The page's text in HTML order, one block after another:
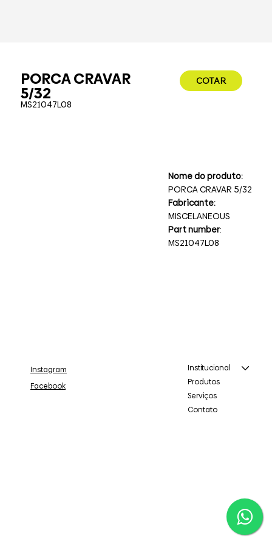
PORCA CRAVAR
5/32
MS21047L08
COTAR
Nome do produto:
PORCA CRAVAR 5/32
Fabricante:
MISCELANEOUS
Part number:
MS21047L08
Institucional
Produtos
Serviços
Contato
Instagram
Facebook